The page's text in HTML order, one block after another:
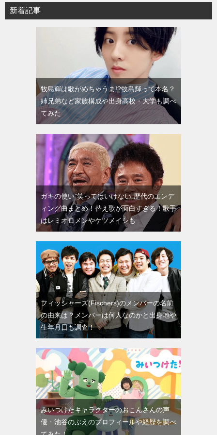
新着記事
牧島輝は歌がめちゃうま!?牧島輝って本名？
姉兄弟など家族構成や出身高校・大学も調べ
てみた
ガキの使い”笑ってはいけない”歴代のエンデ
ィング曲まとめ！替え歌が面白すぎる！歌手
はレミオロメンやケツメイシも
フィッシャーズ(Fischers)のメンバーの名前
の由来は？メンバーは何人なのかと出身地や
生年月日も調査！
みいつけたキャラクターのおこんさんの声
優・池谷のぶえのプロフィールや経歴を調べ